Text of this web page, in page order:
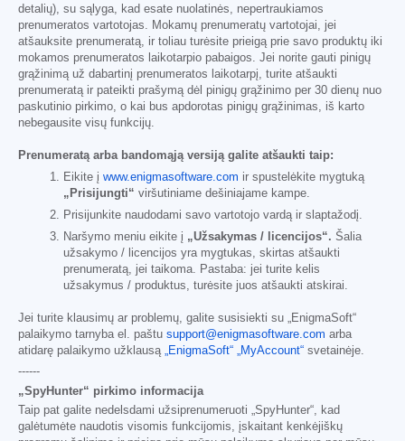
detalių), su sąlyga, kad esate nuolatinės, nepertraukiamos
prenumeratos vartotojas. Mokamų prenumeratų vartotojai, jei
atšauksite prenumeratą, ir toliau turėsite prieigą prie savo produktų iki
mokamos prenumeratos laikotarpio pabaigos. Jei norite gauti pinigų
grąžinimą už dabartinį prenumeratos laikotarpį, turite atšaukti
prenumeratą ir pateikti prašymą dėl pinigų grąžinimo per 30 dienų nuo
paskutinio pirkimo, o kai bus apdorotas pinigų grąžinimas, iš karto
nebegausite visų funkcijų.
Prenumeratą arba bandomąją versiją galite atšaukti taip:
Eikite į www.enigmasoftware.com ir spustelėkite mygtuką
„Prisijungti“ viršutiniame dešiniajame kampe.
Prisijunkite naudodami savo vartotojo vardą ir slaptažodį.
Naršymo meniu eikite į „Užsakymas / licencijos“. Šalia
užsakymo / licencijos yra mygtukas, skirtas atšaukti
prenumeratą, jei taikoma. Pastaba: jei turite kelis
užsakymus / produktus, turėsite juos atšaukti atskirai.
Jei turite klausimų ar problemų, galite susisiekti su „EnigmaSoft“
palaikymo tarnyba el. paštu support@enigmasoftware.com arba
atidarę palaikymo užklausą „EnigmaSoft“ „MyAccount“ svetainėje.
------
„SpyHunter“ pirkimo informacija
Taip pat galite nedelsdami užsiprenumeruoti „SpyHunter“, kad
galėtumėte naudotis visomis funkcijomis, įskaitant kenkėjiškų